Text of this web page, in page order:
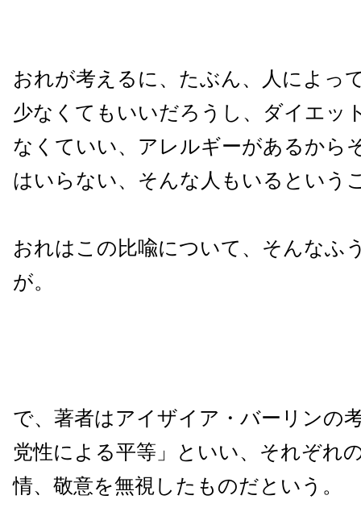
おれが考えるに、たぶん、人によっ
少なくてもいいだろうし、ダイエッ
なくていい、アレルギーがあるから
はいらない、そんな人もいるという
おれはこの比喩について、そんなふ
が。
で、著者はアイザイア・バーリンの
党性による平等」といい、それぞれ
情、敬意を無視したものだという。